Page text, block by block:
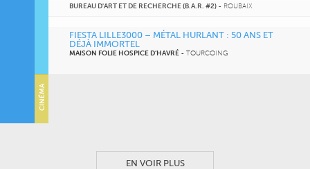
FIESTA LILLE3000 – MÉTAL HURLANT : 50 ANS ET
DÉJÀ IMMORTEL
MAISON FOLIE HOSPICE D’HAVRÉ - TOURCOING
CINÉMA
EN VOIR PLUS